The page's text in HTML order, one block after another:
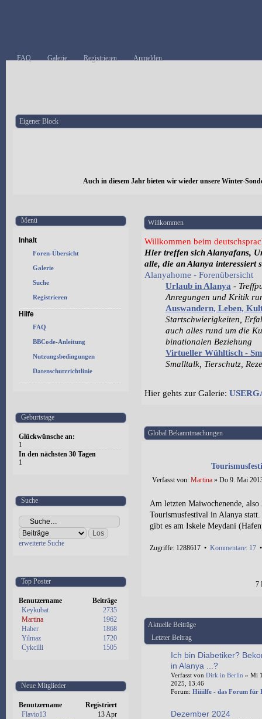
FAQ Galerie Registrieren Anmelden
Eigener Block
Auch in diesem Jahr bieten wir wieder unsere Winter-
Menü
Inhalt
Foren-Übersicht
Galerie
Suche
Registrieren
Hilfe
FAQ
BBCode-Anleitung
Nutzungsbedingungen
Datenschutzrichtlinie
Geburtstage
Glückwünsche an:
1
In den nächsten 30 Tagen
1
Suche
erweiterte Suche
Top Poster
Benutzername
Beiträge
Keykubat
2735
Martina
1962
Haber
1868
Yilmaz
1720
Cykcilli
1505
Neue Mitglieder
Benutzername
Registriert
Flavio13
13 Apr
Willkommen
Willkommen beim
Hier treffen sich Alanyafans,
alle, die an Alanya interessiert
Alanyahome - Forenübersicht
Urlaub in Alanya -
Anregungen und Kritik
Auswandern, Leben,
Startschwierigkeiten,
auch alles rund um die
binationalen Beziehung
Virtueller Wühltisch -
Smalltalk, Tierschutz,
Hier gehts zur Galerie:
Global Bekanntmachungen
Verfasst von: Martina » Do 9. Mai
Am letzten Maiwochenende,
Tourismusfestival in Alanya
gibt es am Iskele Meydani
Zugriffe: 1288617 • Kommentare: 17
7
Aktuelle Beiträge
Letzter Beitrag
Ich bin Diabetiker?
in Alanya ...?
Verfasst von Dirk in Berlin » Mi
2025, 13:46
Forum: Hiiiilfe - das Forum für
Dezember 2024